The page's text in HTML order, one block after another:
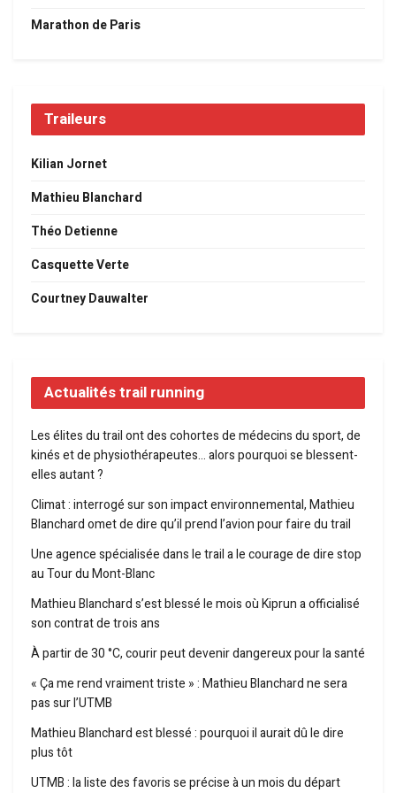
Marathon de Paris
Traileurs
Kilian Jornet
Mathieu Blanchard
Théo Detienne
Casquette Verte
Courtney Dauwalter
Actualités trail running
Les élites du trail ont des cohortes de médecins du sport, de
kinés et de physiothérapeutes… alors pourquoi se blessent-
elles autant ?
Climat : interrogé sur son impact environnemental, Mathieu
Blanchard omet de dire qu’il prend l’avion pour faire du trail
Une agence spécialisée dans le trail a le courage de dire stop
au Tour du Mont-Blanc
Mathieu Blanchard s’est blessé le mois où Kiprun a officialisé
son contrat de trois ans
À partir de 30 °C, courir peut devenir dangereux pour la santé
« Ça me rend vraiment triste » : Mathieu Blanchard ne sera
pas sur l’UTMB
Mathieu Blanchard est blessé : pourquoi il aurait dû le dire
plus tôt
UTMB : la liste des favoris se précise à un mois du départ